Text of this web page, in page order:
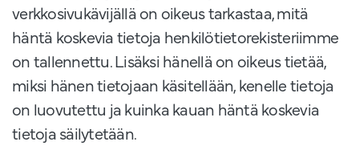
verkkosivukävijällä on oikeus tarkastaa, mitä
häntä koskevia tietoja henkilötietorekisteriimme
on tallennettu. Lisäksi hänellä on oikeus tietää,
miksi hänen tietojaan käsitellään, kenelle tietoja
on luovutettu ja kuinka kauan häntä koskevia
tietoja säilytetään.